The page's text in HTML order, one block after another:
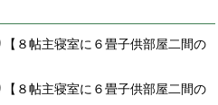
８帖主寝室に６畳子供部屋二間の
８帖主寝室に６畳子供部屋二間の